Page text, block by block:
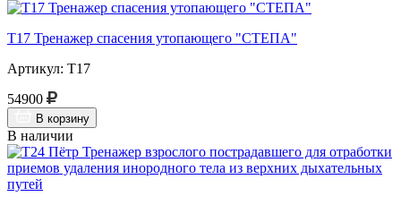
Т17 Тренажер спасения утопающего "СТЕПА"
Артикул: Т17
54900
В корзину
В наличии